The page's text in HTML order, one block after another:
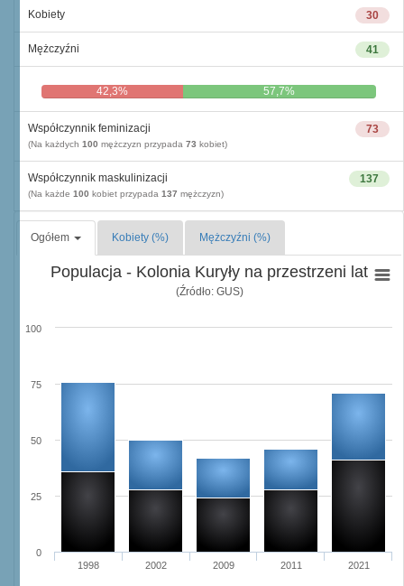
30
Kobiety
41
Mężczyźni
42,3% 57,7%
73
Współczynnik feminizacji
(Na każdych 100 mężczyzn przypada 73 kobiet)
137
Współczynnik maskulinizacji
(Na każde 100 kobiet przypada 137 mężczyzn)
Ogółem Kobiety (%) Mężczyźni (%)
Populacja - Kolonia Kuryły na przestrzeni lat
(Źródło: GUS)
1998 2002 2009 2011 2021
0
25
50
75
100